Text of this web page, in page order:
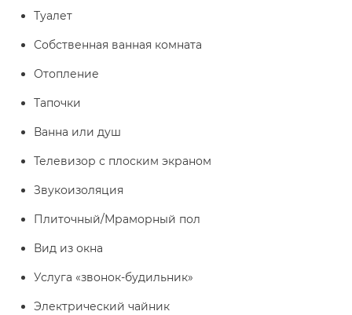
Туалет
Собственная ванная комната
Отопление
Тапочки
Ванна или душ
Телевизор с плоским экраном
Звукоизоляция
Плиточный/Мраморный пол
Вид из окна
Услуга «звонок-будильник»
Электрический чайник